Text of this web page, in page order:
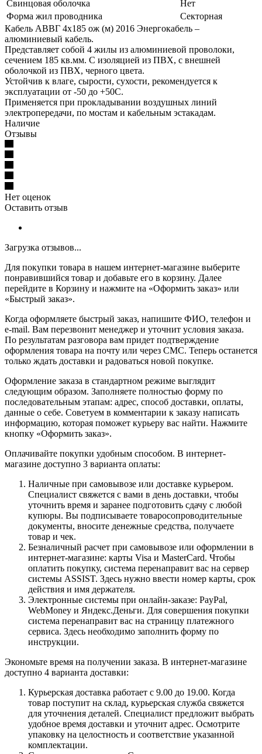
Свинцовая оболочка
Нет
Форма жил проводника
Секторная
Кабель АВВГ 4х185 ож (м) 2016 Энергокабель –
алюминиевый кабель.
Представляет собой 4 жилы из алюминиевой проволоки,
сечением 185 кв.мм. С изоляцией из ПВХ, с внешней
оболочкой из ПВХ, черного цвета.
Устойчив к влаге, сырости, сухости, рекомендуется к
эксплуатации от -50 до +50С.
Применяется при прокладывании воздушных линий
электропередачи, по мостам и кабельным эстакадам.
Наличие
Отзывы
Нет оценок
Оставить отзыв
Загрузка отзывов...
Для покупки товара в нашем интернет-магазине выберите
понравившийся товар и добавьте его в корзину. Далее
перейдите в Корзину и нажмите на «Оформить заказ» или
«Быстрый заказ».
Когда оформляете быстрый заказ, напишите ФИО, телефон и
e-mail. Вам перезвонит менеджер и уточнит условия заказа.
По результатам разговора вам придет подтверждение
оформления товара на почту или через СМС. Теперь останется
только ждать доставки и радоваться новой покупке.
Оформление заказа в стандартном режиме выглядит
следующим образом. Заполняете полностью форму по
последовательным этапам: адрес, способ доставки, оплаты,
данные о себе. Советуем в комментарии к заказу написать
информацию, которая поможет курьеру вас найти. Нажмите
кнопку «Оформить заказ».
Оплачивайте покупки удобным способом. В интернет-
магазине доступно 3 варианта оплаты:
Наличные при самовывозе или доставке курьером.
Специалист свяжется с вами в день доставки, чтобы
уточнить время и заранее подготовить сдачу с любой
купюры. Вы подписываете товаросопроводительные
документы, вносите денежные средства, получаете
товар и чек.
Безналичный расчет при самовывозе или оформлении в
интернет-магазине: карты Visa и MasterCard. Чтобы
оплатить покупку, система перенаправит вас на сервер
системы ASSIST. Здесь нужно ввести номер карты, срок
действия и имя держателя.
Электронные системы при онлайн-заказе: PayPal,
WebMoney и Яндекс.Деньги. Для совершения покупки
система перенаправит вас на страницу платежного
сервиса. Здесь необходимо заполнить форму по
инструкции.
Экономьте время на получении заказа. В интернет-магазине
доступно 4 варианта доставки:
Курьерская доставка работает с 9.00 до 19.00. Когда
товар поступит на склад, курьерская служба свяжется
для уточнения деталей. Специалист предложит выбрать
удобное время доставки и уточнит адрес. Осмотрите
упаковку на целостность и соответствие указанной
комплектации.